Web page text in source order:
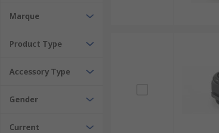
Marque
Product Type
Accessory Type
Gender
Current